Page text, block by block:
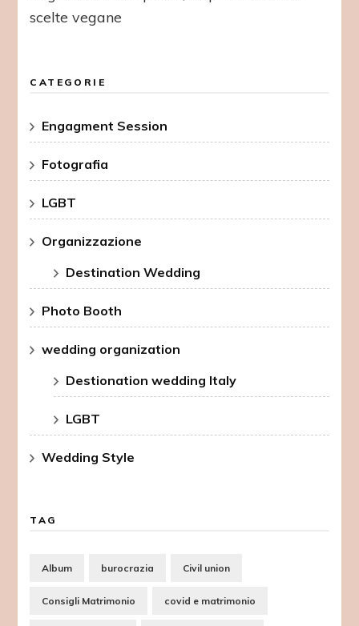
scelte vegane
CATEGORIE
Engagment Session
Fotografia
LGBT
Organizzazione
Destination Wedding
Photo Booth
wedding organization
Destionation wedding Italy
LGBT
Wedding Style
TAG
Album burocrazia Civil union
Consigli Matrimonio covid e matrimonio